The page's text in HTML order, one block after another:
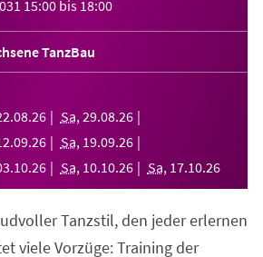
15:00 bis 18:00
TanzBau
.08.26 Sa, 29.08.26
.09.26 Sa, 19.09.26
.10.26 Sa, 10.10.26 Sa, 17.10.26
Tanzstil, den jeder erlernen
viele Vorzüge: Training der